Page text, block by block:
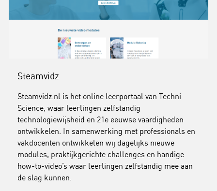
Steamvidz
Steamvidz.nl is het online leerportaal van Techni
Science, waar leerlingen zelfstandig
technologiewijsheid en 21e eeuwse vaardigheden
ontwikkelen. In samenwerking met professionals en
vakdocenten ontwikkelen wij dagelijks nieuwe
modules, praktijkgerichte challenges en handige
how-to-video’s waar leerlingen zelfstandig mee aan
de slag kunnen.